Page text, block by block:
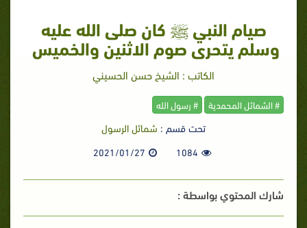
​صيام النبي ﷺ كان صلى الله عليه
وسلم يتحرى صوم الاثنين والخميس ​
الكاتب : الشيخ حسن الحسيني
# الشمائل المحمدية # رسول الله
تحت قسم : شمائل الرسول
1084
2021/01/27
شارك المحتوي بواسطة :